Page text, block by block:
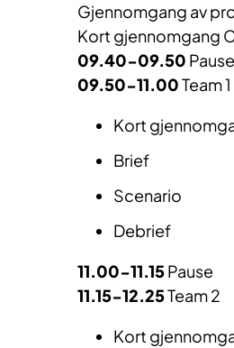
Gjennomgang av
Kort gjennomgang
09.40-09.50 Pause
09.50-11.00Team 1
Kort
Brief
Scenario
Debrief
11.00-11.15Pause
11.15-12.25Team 2
Kort